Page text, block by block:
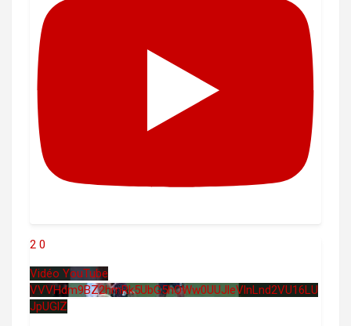
2 0
Vidéo YouTube
VVVHdm9BZ2hmRk5UbG5hOWw0UUJleVlnLnd2VU16LU
JpUGlZ